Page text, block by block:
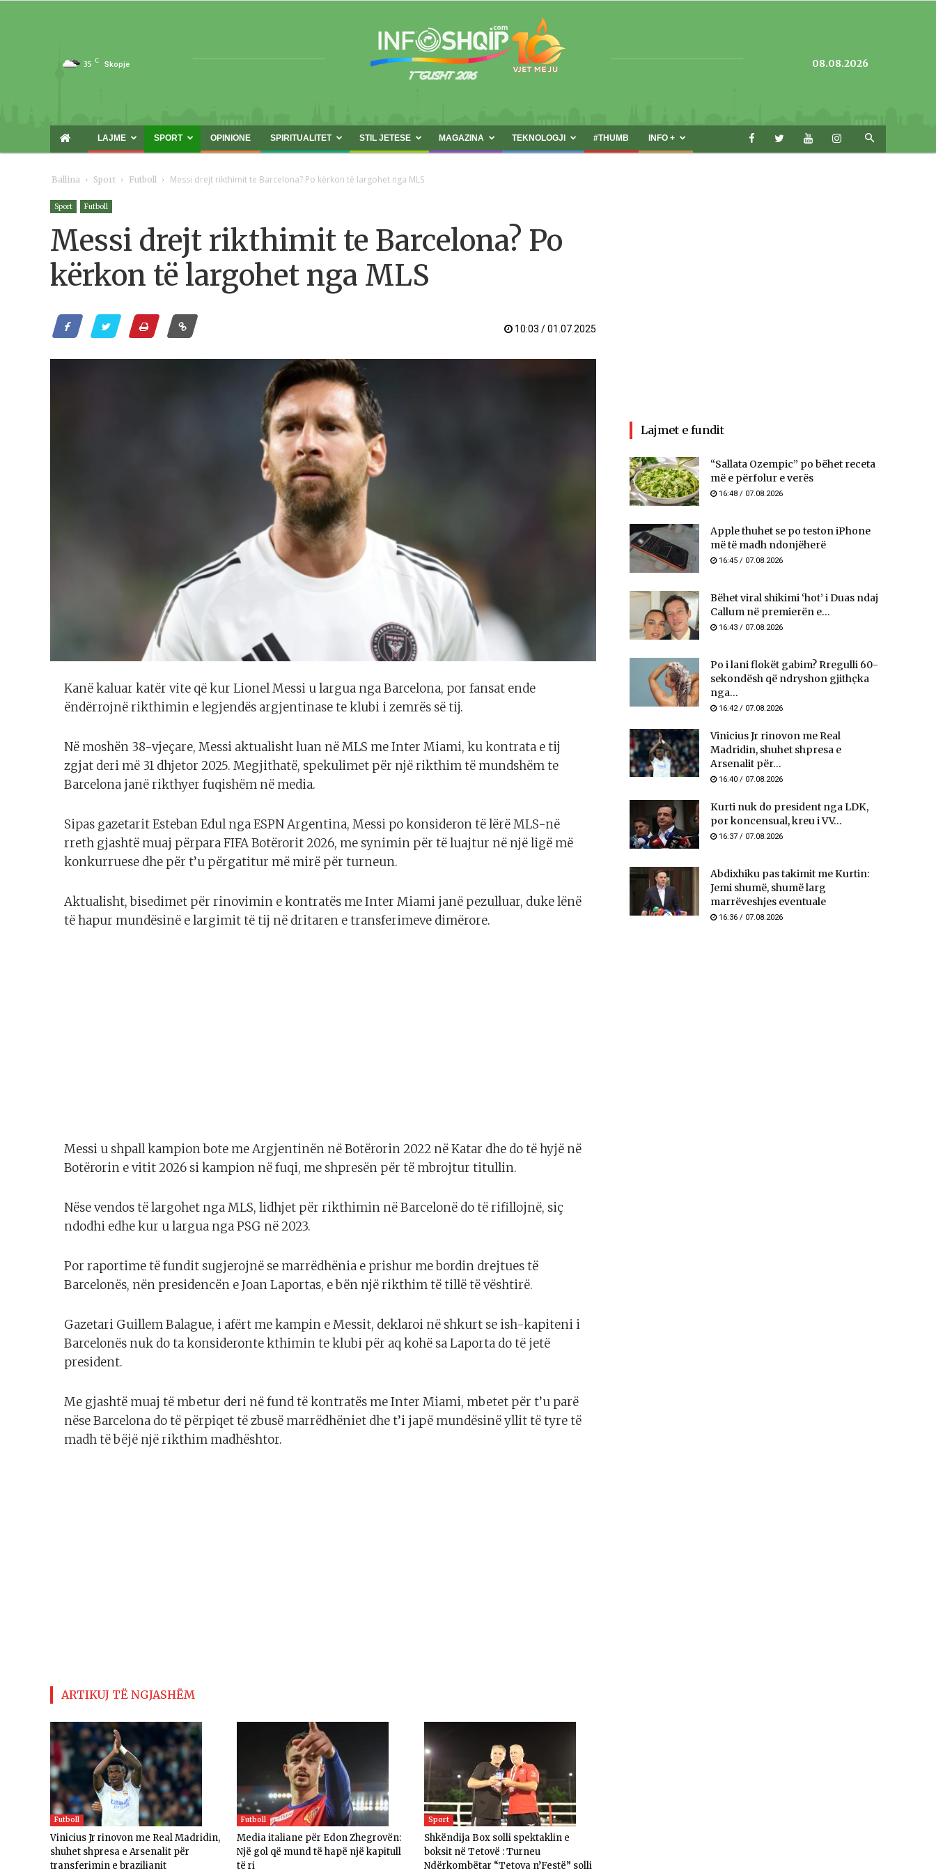
35 C Skopje
INFOSHQIP.COM
08.08.2026
LAJME SPORT OPINIONE SPIRITUALITET STIL JETESE MAGAZINA TEKNOLOGJI #THUMB INFO +
Ballina Sport Futboll Messi drejt rikthimit te Barcelona? Po kërkon të largohet nga MLS
Sport Futboll
Messi drejt rikthimit te Barcelona? Po
kërkon të largohet nga MLS
10:03 / 01.07.2025
Kanë kaluar katër vite që kur Lionel Messi u largua nga Barcelona, por fansat ende
ëndërrojnë rikthimin e legjendës argjentinase te klubi i zemrës së tij.
Në moshën 38-vjeçare, Messi aktualisht luan në MLS me Inter Miami, ku kontrata e tij
zgjat deri më 31 dhjetor 2025. Megjithatë, spekulimet për një rikthim të mundshëm te
Barcelona janë rikthyer fuqishëm në media.
Sipas gazetarit Esteban Edul nga ESPN Argentina, Messi po konsideron të lërë MLS-në
rreth gjashtë muaj përpara FIFA Botërorit 2026, me synimin për të luajtur në një ligë më
konkurruese dhe për t’u përgatitur më mirë për turneun.
Aktualisht, bisedimet për rinovimin e kontratës me Inter Miami janë pezulluar, duke lënë
të hapur mundësinë e largimit të tij në dritaren e transferimeve dimërore.
Messi u shpall kampion bote me Argjentinën në Botërorin 2022 në Katar dhe do të hyjë në
Botërorin e vitit 2026 si kampion në fuqi, me shpresën për të mbrojtur titullin.
Nëse vendos të largohet nga MLS, lidhjet për rikthimin në Barcelonë do të rifillojnë, siç
ndodhi edhe kur u largua nga PSG në 2023.
Por raportime të fundit sugjerojnë se marrëdhënia e prishur me bordin drejtues të
Barcelonës, nën presidencën e Joan Laportas, e bën një rikthim të tillë të vështirë.
Gazetari Guillem Balague, i afërt me kampin e Messit, deklaroi në shkurt se ish-kapiteni i
Barcelonës nuk do ta konsideronte kthimin te klubi për aq kohë sa Laporta do të jetë
president.
Me gjashtë muaj të mbetur deri në fund të kontratës me Inter Miami, mbetet për t’u parë
nëse Barcelona do të përpiqet të zbusë marrëdhëniet dhe t’i japë mundësinë yllit të tyre të
madh të bëjë një rikthim madhështor.
ARTIKUJ TË NGJASHËM
Futboll
Vinicius Jr rinovon me Real Madridin,
shuhet shpresa e Arsenalit për
transferimin e brazilianit
Futboll
Media italiane për Edon Zhegrovën:
Një gol që mund të hapë një kapitull
të ri
Sport
Shkëndija Box solli spektaklin e
boksit në Tetovë : Turneu
Ndërkombëtar “Tetova n’Festë” solli
Lajmet e fundit
“Sallata Ozempic” po bëhet receta
më e përfolur e verës
16:48 / 07.08.2026
Apple thuhet se po teston iPhone
më të madh ndonjëherë
16:45 / 07.08.2026
Bëhet viral shikimi ‘hot’ i Duas ndaj
Callum në premierën e...
16:43 / 07.08.2026
Po i lani flokët gabim? Rregulli 60-
sekondësh që ndryshon gjithçka
nga...
16:42 / 07.08.2026
Vinicius Jr rinovon me Real
Madridin, shuhet shpresa e
Arsenalit për...
16:40 / 07.08.2026
Kurti nuk do president nga LDK,
por koncensual, kreu i VV...
16:37 / 07.08.2026
Abdixhiku pas takimit me Kurtin:
Jemi shumë, shumë larg
marrëveshjes eventuale
16:36 / 07.08.2026